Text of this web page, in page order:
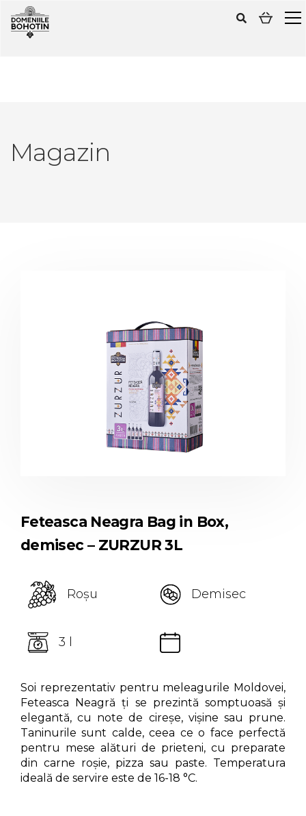
Magazin
Feteasca Neagra Bag in Box,
demisec – ZURZUR 3L
Roșu Demisec
3 l
Soi reprezentativ pentru meleagurile Moldovei,
Feteasca Neagră ți se prezintă somptuoasă și
elegantă, cu note de cireșe, vișine sau prune.
Taninurile sunt calde, ceea ce o face perfectă
pentru mese alături de prieteni, cu preparate
din carne roșie, pizza sau paste. Temperatura
ideală de servire este de 16-18 °C.